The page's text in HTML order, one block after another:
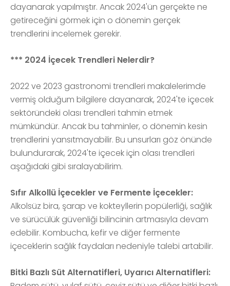
dayanarak yapılmıştır. Ancak 2024'ün gerçekte ne
getireceğini görmek için o dönemin gerçek
trendlerini incelemek gerekir.
*** 2024 İçecek Trendleri Nelerdir?
2022 ve 2023 gastronomi trendleri makalelerimde
vermiş olduğum bilgilere dayanarak, 2024'te içecek
sektöründeki olası trendleri tahmin etmek
mümkündür. Ancak bu tahminler, o dönemin kesin
trendlerini yansıtmayabilir. Bu unsurları göz önünde
bulundurarak, 2024'te içecek için olası trendleri
aşağıdaki gibi sıralayabilirim.
Sıfır Alkollü İçecekler ve Fermente İçecekler:
Alkolsüz bira, şarap ve kokteyllerin popülerliği, sağlık
ve sürücülük güvenliği bilincinin artmasıyla devam
edebilir. Kombucha, kefir ve diğer fermente
içeceklerin sağlık faydaları nedeniyle talebi artabilir.
Bitki Bazlı Süt Alternatifleri, Uyarıcı Alternatifleri: